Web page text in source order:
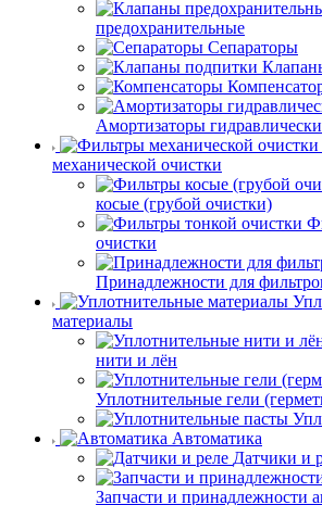
предохранительные
Сепараторы
Амортизаторы
механической очистки
косые (грубой очистки)
очистки
Принадлежности для
материалы
нити и лён
Уплотнительные гели
Автоматика
Датчики и
Запчасти и принадлежности